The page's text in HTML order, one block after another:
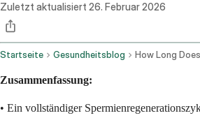
Zuletzt aktualisiert 26. Februar 2026
Startseite Gesundheitsblog
Zusammenfassung:
• Ein vollständiger